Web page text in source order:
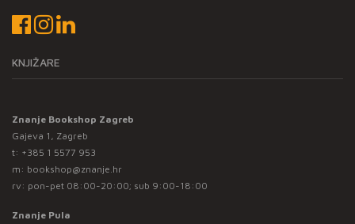
KNJIŽARE
Znanje Bookshop Zagreb
Gajeva 1, Zagreb
t: +385 1 5577 953
m: bookshop@znanje.hr
rv: pon-pet 08:00-20:00; sub 9:00-18:00
Znanje Pula